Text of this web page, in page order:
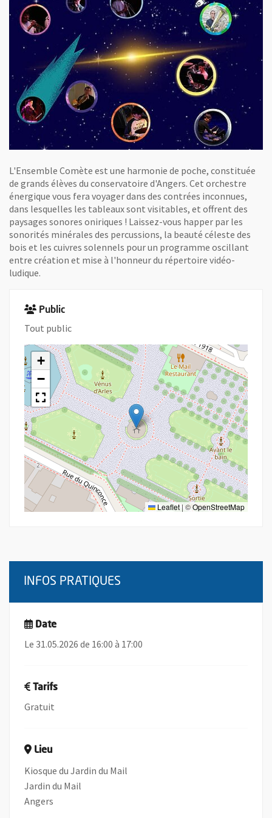
L'Ensemble Comète est une harmonie de poche, constituée
de grands élèves du conservatoire d'Angers. Cet orchestre
énergique vous fera voyager dans des contrées inconnues,
dans lesquelles les tableaux sont visitables, et offrent des
paysages sonores oniriques ! Laissez-vous happer par les
sonorités minérales des percussions, la beauté céleste des
bois et les cuivres solennels pour un programme oscillant
entre création et mise à l'honneur du répertoire vidéo-
ludique.
Public
Tout public
+
−
Leaflet |©OpenStreetMap
INFOS PRATIQUES
Date
Le 31.05.2026 de 16:00 à 17:00
Tarifs
Gratuit
Lieu
Kiosque du Jardin du Mail
Jardin du Mail
Angers